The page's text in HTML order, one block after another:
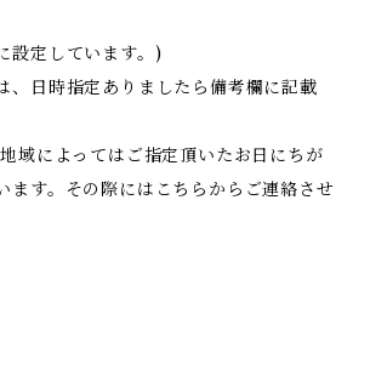
設定しています。)
、日時指定ありましたら備考欄に記載
域によってはご指定頂いたお日にちが
ます。その際にはこちらからご連絡させ